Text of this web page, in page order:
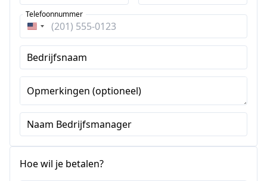
Verenigde
Staten
+1
Telefoonnummer
Bedrijfsnaam
Opmerkingen (optioneel)
Naam Bedrijfsmanager
Hoe wil je betalen?